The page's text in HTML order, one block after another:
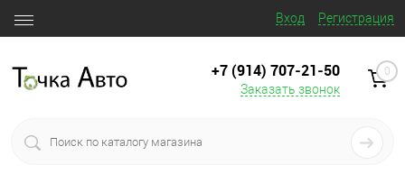
Вход Регистрация
+7 (914) 707‒21‒50
Заказать звонок
0